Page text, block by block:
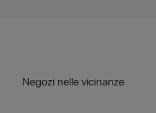
Negozi nelle vicinanze